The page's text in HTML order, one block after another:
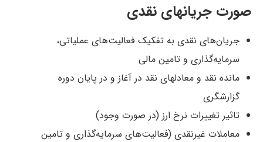
صورت جریانهای نقدی
جریان‌های نقدی به تفکیک فعالیت‌های عملیاتی،
سرمایه‌گذاری و تامین مالی
مانده نقد و معادلهای نقد در آغاز و در پایان دوره
گزارشگری
تاثير تغييرات نرخ ارز (در صورت وجود)
معاملات غيرنقدی (فعالیت‌های سرمایه‌گذاری و تامین